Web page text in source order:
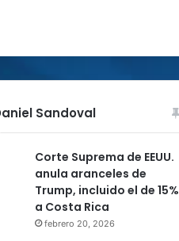
Sandoval
Corte Suprema de EEUU.
anula aranceles de
Trump, incluido el de 15%
a Costa Rica
febrero 20, 2026